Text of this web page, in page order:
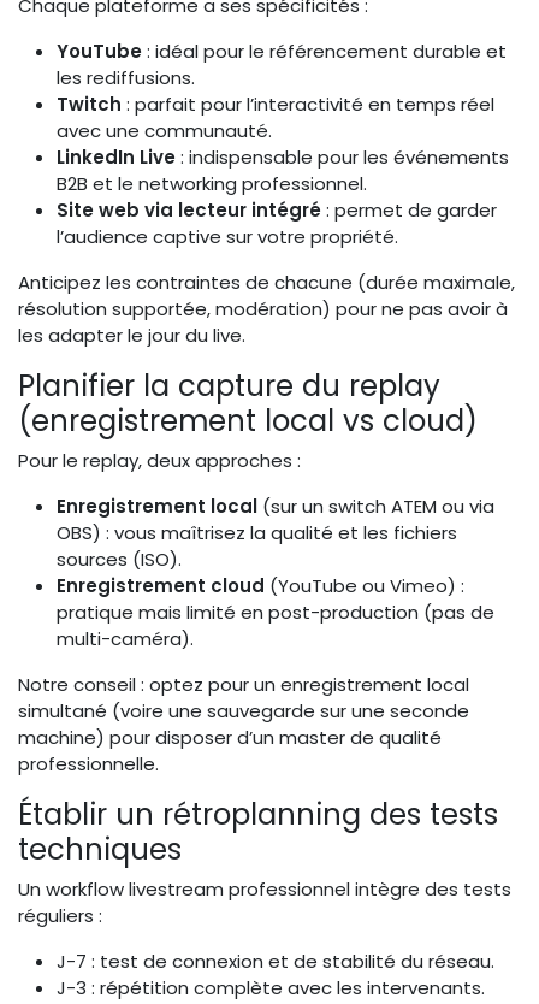
YouTube: idéal pour le référencement durable et
les rediffusions.
Twitch : parfait pour l’interactivité en temps réel
avec une communauté.
LinkedIn Live: indispensable pour les événements
B2B et le networking professionnel.
Site web via lecteur intégré: permet de garder
l’audience captive sur votre propriété.
Anticipez les contraintes de chacune (durée maximale,
résolution supportée, modération) pour ne pas avoir à
les adapter le jour du live.
Planifier la capture du replay
(enregistrement local vs cloud)
Pour le replay, deux approches :
Enregistrement local (sur un switch ATEM ou via
OBS) : vous maîtrisez la qualité et les fichiers
sources (ISO).
Enregistrement cloud (YouTube ou Vimeo) :
pratique mais limité en post-production (pas de
multi-caméra).
Notre conseil : optez pour un enregistrement local
simultané (voire une sauvegarde sur une seconde
machine) pour disposer d’un master de qualité
professionnelle.
Établir un rétroplanning des tests
techniques
Un workflow livestream professionnel intègre des tests
réguliers :
J-7 : test de connexion et de stabilité du réseau.
J-3 : répétition complète avec les intervenants.